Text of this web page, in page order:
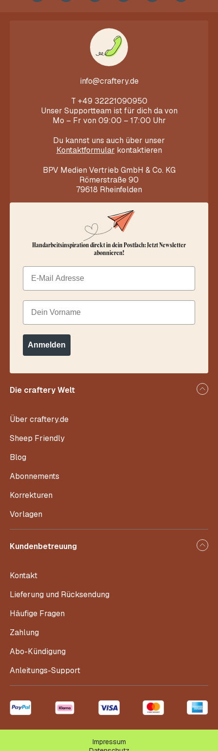
info@craftery.de
T +49 32221090950
Unser Supportteam ist für dich da von
Mo – Fr von 09:00 – 17:00 Uhr
Du kannst uns auch über unser
Kontaktformular kontaktieren
BPV Medien Vertrieb GmbH & Co. KG
Römerstraße 90
79618 Rheinfelden
Die craftery Welt
Über craftery.de
Sheep Friendly
Blog
Abonnements
Korrekturen
Vorlagen
Kundenbetreuung
Kontakt
Lieferung und Rücksendung
Häufige Fragen
Zahlung
Abo-Kündigung
Anleitungs-Support
Handarbeitsinspiration direkt in dein Postfach: Jetzt Newsletter
abonnieren!
Email
Dein Vorname
Anmelden
Impressum